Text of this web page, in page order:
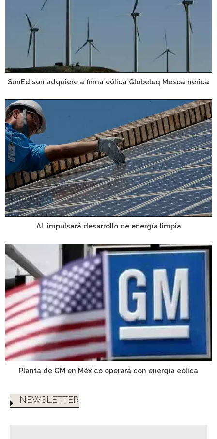
SunEdison adquiere a firma eólica Globeleq Mesoamerica
AL impulsará desarrollo de energía limpia
Planta de GM en México operará con energía eólica
NEWSLETTER